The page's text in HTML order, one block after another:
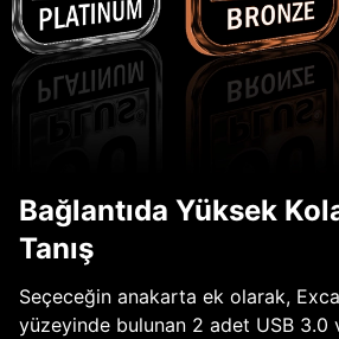
Bağlantıda Yüksek
Tanış
Seçeceğin anakarta ek olarak,
yüzeyinde bulunan 2 adet USB 3.0